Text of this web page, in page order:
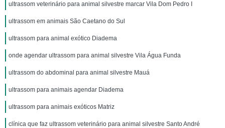
ultrassom veterinário para animal silvestre marcar Vila Dom Pedro I
ultrassom em animais São Caetano do Sul
ultrassom para animal exótico Diadema
onde agendar ultrassom para animal silvestre Vila Água Funda
ultrassom do abdominal para animal silvestre Mauá
ultrassom para animais agendar Diadema
ultrassom para animais exóticos Matriz
clínica que faz ultrassom veterinário para animal silvestre Santo André